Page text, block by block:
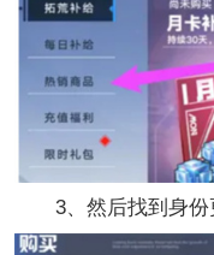
3、然后找到身份